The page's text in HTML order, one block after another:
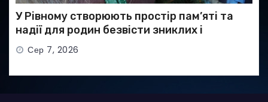
У Рівному створюють простір пам’яті та
надії для родин безвісти зниклих і
полонених військових
Сер 7, 2026